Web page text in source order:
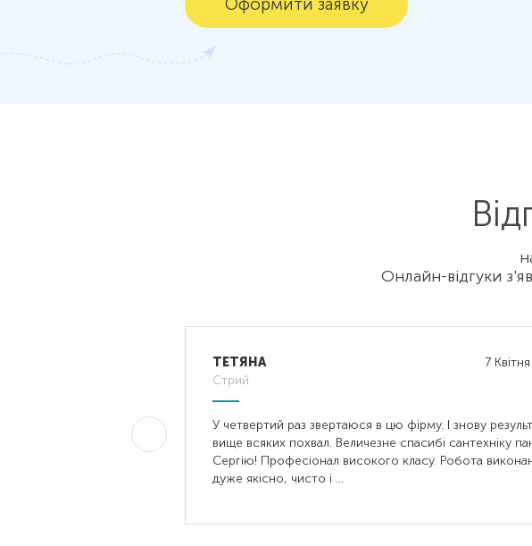
Оформити заявку
Онлайн-відгуки
професіоналізм
7
ТЕТЯНА
Стрий
У четвертий раз звертаюся в цю фірму. І знову
вище всяких похвал. Величезне спасибі сантехніку
Сергію! Професіонал високого класу. Робота
дуже якісно, ​​чисто і …